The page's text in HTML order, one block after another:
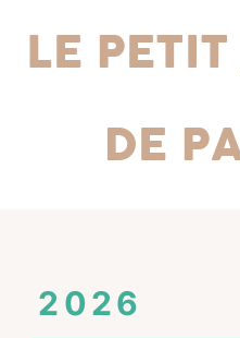
Le
de
2026